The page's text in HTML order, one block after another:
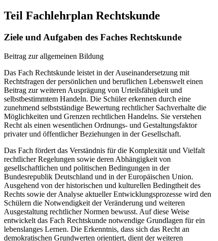
Teil Fachlehrplan Rechtskunde
Ziele und Aufgaben des Faches Rechtskunde
Beitrag zur allgemeinen Bildung
Das Fach Rechtskunde leistet in der Auseinandersetzung mit
Rechtsfragen der persönlichen und beruflichen Lebenswelt einen
Beitrag zur weiteren Ausprägung von Urteilsfähigkeit und
selbstbestimmtem Handeln. Die Schüler erkennen durch eine
zunehmend selbstständige Bewertung rechtlicher Sachverhalte die
Möglichkeiten und Grenzen rechtlichen Handelns. Sie verstehen
Recht als einen wesentlichen Ordnungs- und Gestaltungsfaktor
privater und öffentlicher Beziehungen in der Gesellschaft.
Das Fach fördert das Verständnis für die Komplexität und Vielfalt
rechtlicher Regelungen sowie deren Abhängigkeit von
gesellschaftlichen und politischen Bedingungen in der
Bundesrepublik Deutschland und in der Europäischen Union.
Ausgehend von der historischen und kulturellen Bedingtheit des
Rechts sowie der Analyse aktueller Entwicklungsprozesse wird den
Schülern die Notwendigkeit der Veränderung und weiteren
Ausgestaltung rechtlicher Normen bewusst. Auf diese Weise
entwickelt das Fach Rechtskunde notwendige Grundlagen für ein
lebenslanges Lernen. Die Erkenntnis, dass sich das Recht an
demokratischen Grundwerten orientiert, dient der weiteren